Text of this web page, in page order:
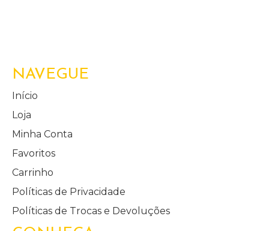
NAVEGUE
Início
Loja
Minha Conta
Favoritos
Carrinho
Políticas de Privacidade
Políticas de Trocas e Devoluções